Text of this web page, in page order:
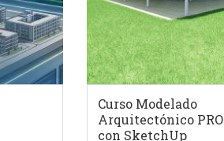
Curso Modelado
Arquitectónico PRO
con SketchUp